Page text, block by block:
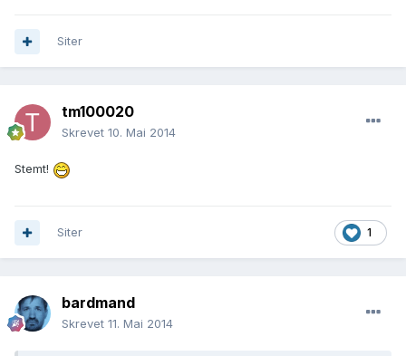
Siter
tm100020
Skrevet 10. Mai 2014
Stemt!
1
Siter
bardmand
Skrevet 11. Mai 2014